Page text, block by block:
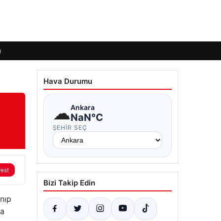
Hava Durumu
☁Ankara
NaN°C
ŞEHIR SEÇ
Bizi Takip Edin